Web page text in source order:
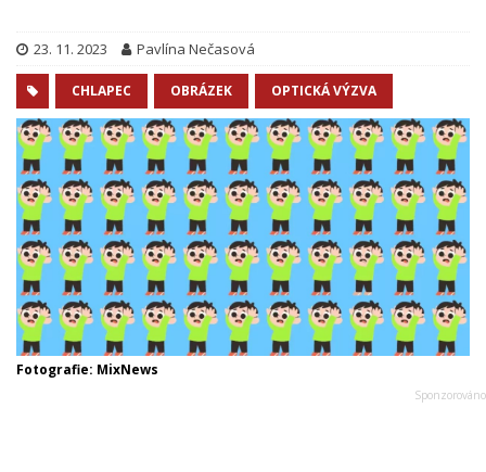
23. 11. 2023 Pavlína Nečasová
CHLAPEC OBRÁZEK OPTICKÁ VÝZVA
Fotografie: MixNews